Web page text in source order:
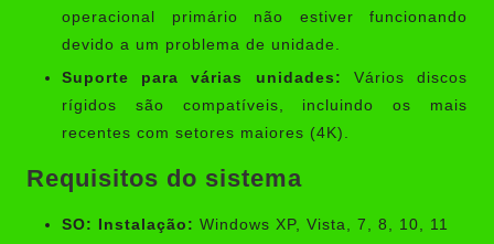
operacional primário não estiver funcionando
devido a um problema de unidade.
Suporte para várias unidades:
Vários discos
rígidos são compatíveis, incluindo os mais
recentes com setores maiores (4K).
Requisitos do sistema
SO: Instalação: Windows XP, Vista, 7, 8, 10, 11